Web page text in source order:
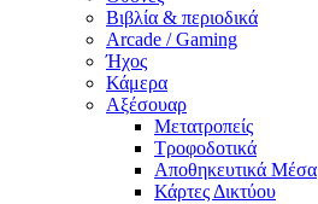
Βιβλία & περιοδικά
Arcade / Gaming
Ήχος
Κάμερα
Αξέσουαρ
Μετατροπείς
Τροφοδοτικά
Αποθηκευτικά Μέσα
Κάρτες Δικτύου